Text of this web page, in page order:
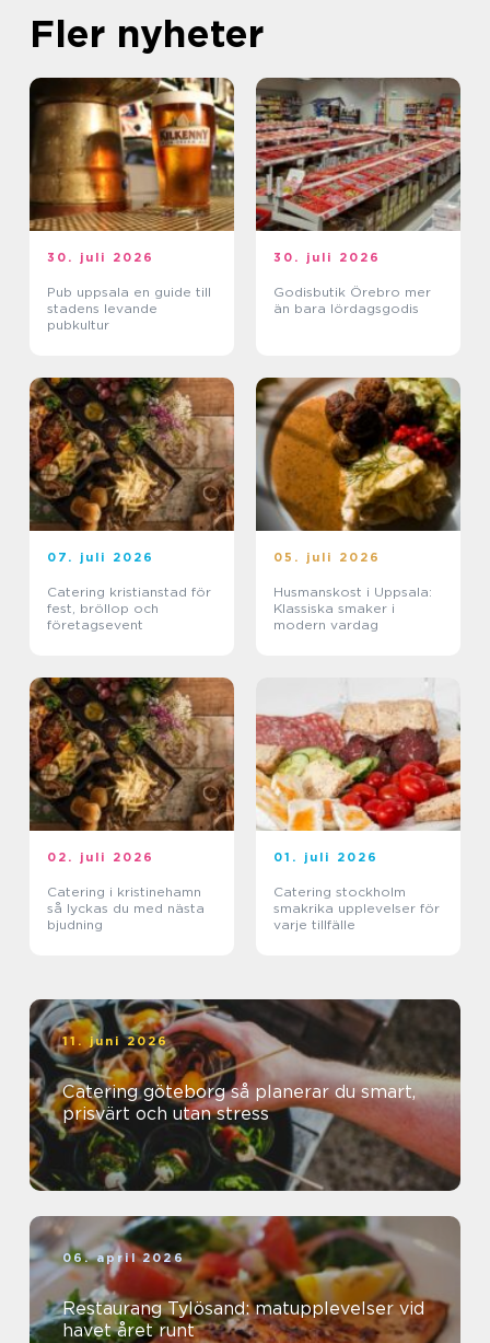
Fler nyheter
30. juli 2026
Pub uppsala en guide till
stadens levande
pubkultur
30. juli 2026
Godisbutik Örebro mer
än bara lördagsgodis
07. juli 2026
Catering kristianstad för
fest, bröllop och
företagsevent
05. juli 2026
Husmanskost i Uppsala:
Klassiska smaker i
modern vardag
02. juli 2026
Catering i kristinehamn
så lyckas du med nästa
bjudning
01. juli 2026
Catering stockholm
smakrika upplevelser för
varje tillfälle
11. juni 2026
Catering göteborg så planerar du smart,
prisvärt och utan stress
06. april 2026
Restaurang Tylösand: matupplevelser vid
havet året runt